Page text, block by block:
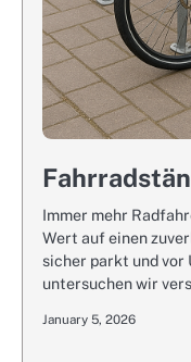
Immer mehr
Wert auf einen
sicher parkt und vor
untersuchen wir
January 5, 2026